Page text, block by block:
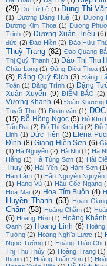
(29) Du Tử Lê (1) Dung Thị
(1) Dương Đăng Huệ (1) Dương
Dương Kim Thoa (1) Dương
Trinh (2) Dương Xuân Triều (6)
đức (2) Đào Hiền (2) Đào Hữu
Thuỳ Trang (82) Đào Quang
Thị Quý Thanh (1) Đào Thị Thu
Châu Long (1) Đặng Diệu Thoa (1)
(8) Đặng Quý Địch (3) Đặng
Toán (1) Đăng Trình (1) Đặng
Xuân Xuyến (9) ĐIỂM BÁO (2)
Vương Khanh (4) Đoàn Khương
Tuyết Thu (1) Đoản văn (1)
(15) Đỗ Hồng Ngọc (5) Đỗ KIm
Tấn Đạt (2) Đỗ Thị Kim Hải (2) Đỗ
Linh (1) Đức Tiên (3) Elena
Đình (8) Giang Hiền Sơn (6)
(1) Hà Nguyên (2) Hà Nhi (1) Hà
Hằng (1) Hà Tùng Sơn (1) Hải
Thuỵ (6) Hải Yến (2) Hàm Sơn (1)
Hàn Lâm (1) Hãn Nguyên Nguyễn
(1) Hạng Vũ (1) Hậu Cốc Ngang
Hoa Mai (2) Hoa Tím Buồn (4)
Huyền Thanh (53) Hoan Giang
Chẩm (53) Hoàng Chẫm (1)
(6) Hoàng Hữu (1) Hoàng
Oanh (2) Hoàng Linh (6) Hoàng
Tường (2) Hoàng Nghĩa Lược (1)
Ngọc Tường (1) Hoàng Thảo Chi
Thị Thu Thủy (2) Hoàng Trang (1)
thắng (1) Hoàng Tuấn Sơn (1)